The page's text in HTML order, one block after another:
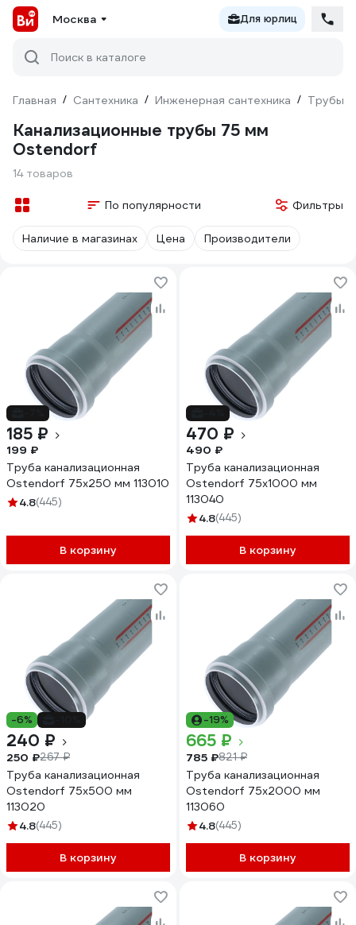
Москва Для юрлиц
Поиск в каталоге
Главная / Сантехника / Инженерная сантехника / Трубы
Канализационные трубы 75 мм
Ostendorf
14 товаров
По популярности Фильтры
Наличие в магазинах Цена Производители
185 ₽
199 ₽
Труба канализационная
Ostendorf 75х250 мм 113010
4.8(445)
В корзину
470 ₽
490 ₽
Труба канализационная
Ostendorf 75х1000 мм
113040
4.8(445)
В корзину
-6%
240 ₽
250 ₽267 ₽
Труба канализационная
Ostendorf 75х500 мм
113020
4.8(445)
В корзину
-19%
665 ₽
785 ₽821 ₽
Труба канализационная
Ostendorf 75х2000 мм
113060
4.8(445)
В корзину